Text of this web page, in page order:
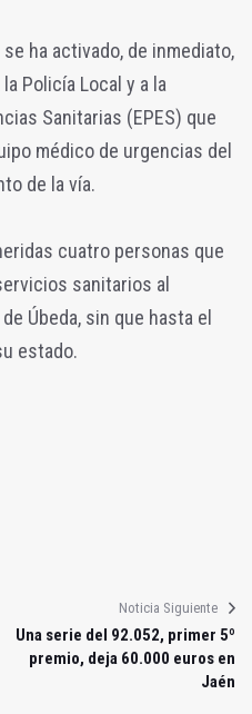
ha activado, de inmediato,
Policía Local y a la
Sanitarias (EPES) que
médico de urgencias del
de la vía.
cuatro personas que
sanitarios al
Úbeda, sin que hasta el
estado.
Noticia Siguiente
Una serie del 92.052, primer 5º
premio, deja 60.000 euros en
Jaén